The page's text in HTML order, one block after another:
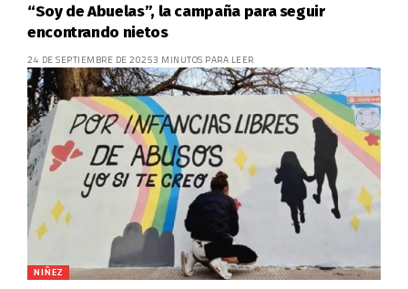
“Soy de Abuelas”, la campaña para seguir
encontrando nietos
24 DE SEPTIEMBRE DE 20253 MINUTOS PARA LEER
NIÑEZ